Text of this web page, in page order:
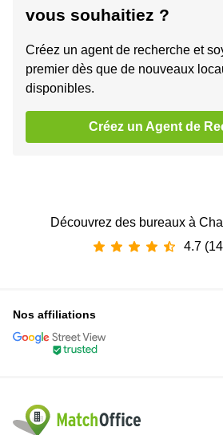
vous souhaitiez ?
Créez un agent de recherche et
premier dès que de nouveaux
disponibles.
Créez un Agent de
Découvrez des bureaux à
4.7
Nos affiliations